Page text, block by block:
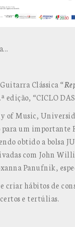
Clássica “
edição, “CICLO
of Music,
um
obtido a bolsa
com John
Panufnik,
criar hábitos de
e tertúlias.